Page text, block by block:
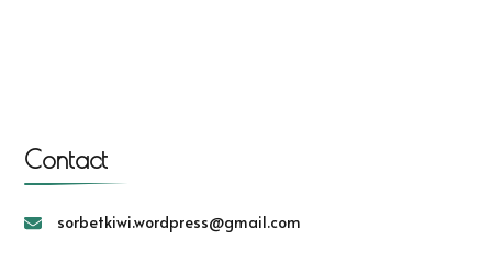
Contact
sorbetkiwi.wordpress@gmail.com